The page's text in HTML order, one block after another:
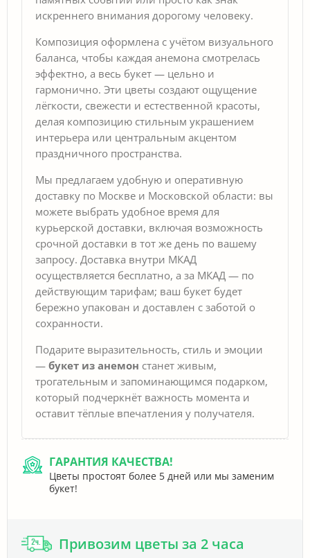
искреннего внимания дорогому человеку.
Композиция оформлена с учётом визуального
баланса, чтобы каждая анемона смотрелась
эффектно, а весь букет — цельно и
гармонично. Эти цветы создают ощущение
лёгкости, свежести и естественной красоты,
делая композицию стильным украшением
интерьера или центральным акцентом
праздничного пространства.
Мы предлагаем удобную и оперативную
доставку по Москве и Московской области: вы
можете выбрать удобное время для
курьерской доставки, включая возможность
срочной доставки в тот же день по вашему
запросу. Доставка внутри МКАД
осуществляется бесплатно, а за МКАД — по
действующим тарифам; ваш букет будет
бережно упакован и доставлен с заботой о
сохранности.
Подарите выразительность, стиль и эмоции
— букет из анемон станет живым,
трогательным и запоминающимся подарком,
который подчеркнёт важность момента и
оставит тёплые впечатления у получателя.
ГАРАНТИЯ КАЧЕСТВА!
Цветы простоят более 5 дней или мы заменим
букет!
Привозим цветы за 2 часа